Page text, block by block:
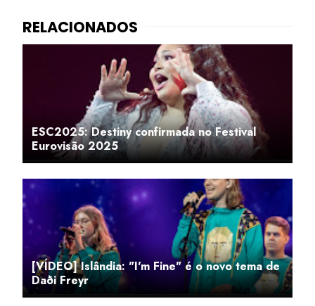
ESC2025: Destiny confirmada no Festival
Eurovisão 2025
[VÍDEO] Islândia: "I'm Fine" é o novo tema de
Daði Freyr